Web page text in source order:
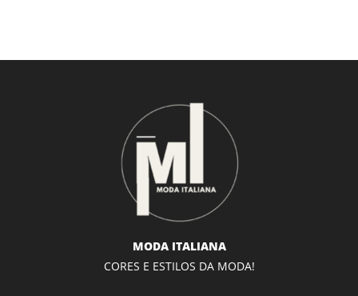
MODA ITALIANA
CORES E ESTILOS DA MODA!